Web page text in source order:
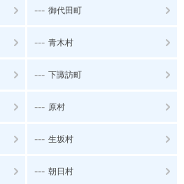
--- 御代田町
--- 青木村
--- 下諏訪町
--- 原村
--- 生坂村
--- 朝日村